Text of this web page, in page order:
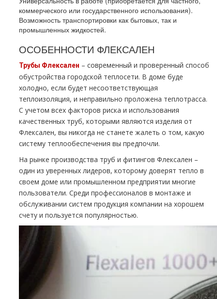
коммерческого или государственного использования).
Возможность транспортировки как бытовых, так и
промышленных жидкостей.
ОСОБЕННОСТИ ФЛЕКСАЛЕН
Трубы Флексален – современный и проверенный способ
обустройства городской теплосети. В доме буде
холодно, если будет несоответствующая
теплоизоляция, и неправильно проложена теплотрасса.
С учетом всех факторов риска и использования
качественных труб, которыми являются изделия от
Флексален, вы никогда не станете жалеть о том, какую
систему теплообеспечения вы предпочли.
На рынке производства труб и фитингов Флексален –
один из уверенных лидеров, которому доверят тепло в
своем доме или промышленном предприятии многие
пользователи. Среди профессионалов в монтаже и
обслуживании систем продукция компании на хорошем
счету и пользуется популярностью.